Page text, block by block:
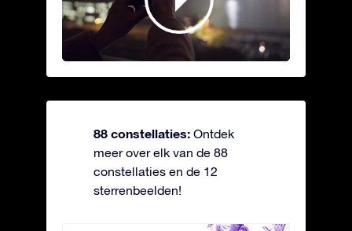
88 constellaties: Ontdek
meer over elk van de 88
constellaties en de 12
sterrenbeelden!